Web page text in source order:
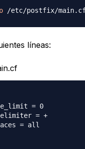
líneas:
= 0
= +
= all